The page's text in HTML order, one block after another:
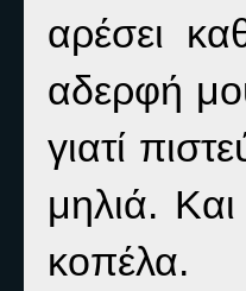
αρέσει
αδερφή
γιατί
μηλιά.
κοπέλα.